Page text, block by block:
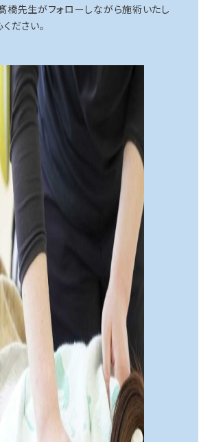
橋先生がフォローしながら施術いたし
ださい。